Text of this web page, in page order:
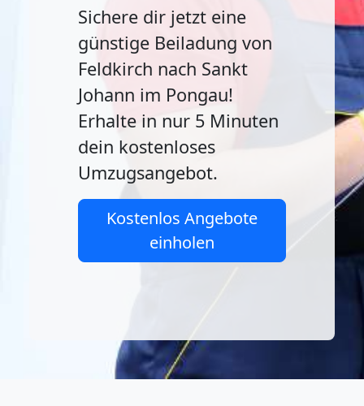
Sichere dir jetzt eine
günstige Beiladung von
Feldkirch nach Sankt
Johann im Pongau!
Erhalte in nur 5 Minuten
dein kostenloses
Umzugsangebot.
Kostenlos Angebote
einholen